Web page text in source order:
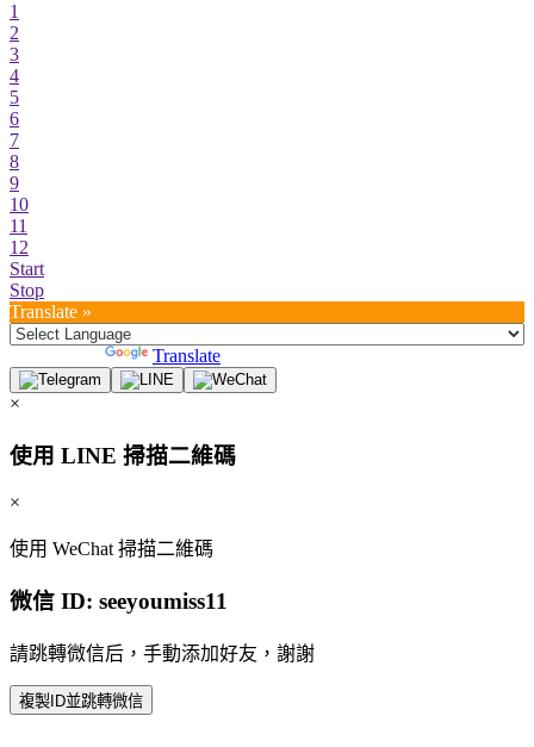
1
2
3
4
5
6
7
8
9
10
11
12
Start
Stop
Translate »
Translate
×
使用 LINE 掃描二維碼
×
使用 WeChat 掃描二維碼
微信 ID: seeyoumiss11
請跳轉微信后，手動添加好友，謝謝
複製ID並跳轉微信